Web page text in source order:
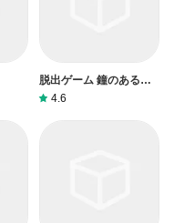
脱出ゲーム 鐘のある遺
跡からの脱出
4.6